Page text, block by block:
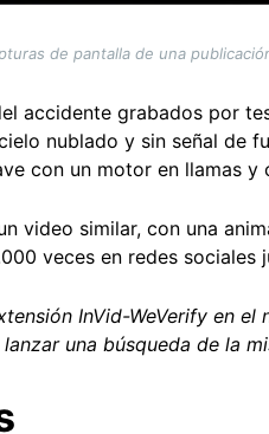
de pantalla de una
accidente grabados por
nublado y sin señal de
con un motor en llamas y
video similar, con una
veces en redes sociales
InVid-WeVerify en
una búsqueda de la